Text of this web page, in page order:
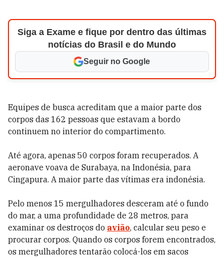
Siga a Exame e fique por dentro das últimas
notícias do Brasil e do Mundo
Seguir no Google
Equipes de busca acreditam que a maior parte dos
corpos das 162 pessoas que estavam a bordo
continuem no interior do compartimento.
Até agora, apenas 50 corpos foram recuperados. A
aeronave voava de Surabaya, na Indonésia, para
Cingapura. A maior parte das vítimas era indonésia.
Pelo menos 15 mergulhadores desceram até o fundo
do mar, a uma profundidade de 28 metros, para
examinar os destroços do avião, calcular seu peso e
procurar corpos. Quando os corpos forem encontrados,
os mergulhadores tentarão colocá-los em sacos